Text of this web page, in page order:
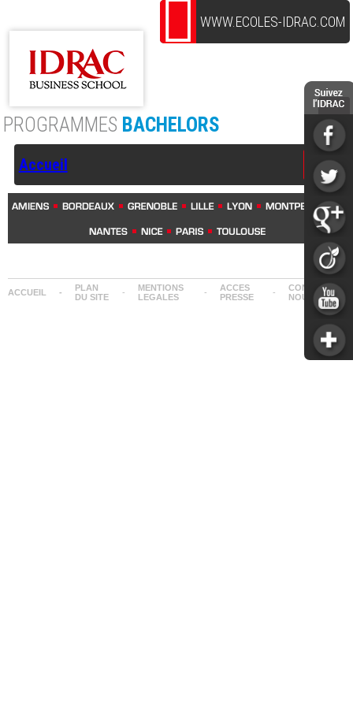
WWW.ECOLES-IDRAC.COM
PROGRAMMES BACHELORS
Accueil
ACCUEIL -
PLAN
DU SITE
-
MENTIONS
LEGALES
-
ACCES
PRESSE
-
CONTACTEZ-
NOUS